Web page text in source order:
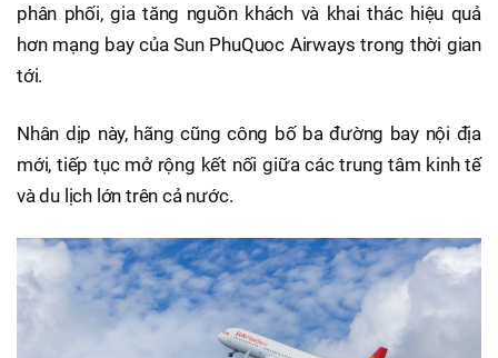
phân phối, gia tăng nguồn khách và khai thác hiệu quả
hơn mạng bay của Sun PhuQuoc Airways trong thời gian
tới.
Nhân dịp này, hãng cũng công bố ba đường bay nội địa
mới, tiếp tục mở rộng kết nối giữa các trung tâm kinh tế
và du lịch lớn trên cả nước.